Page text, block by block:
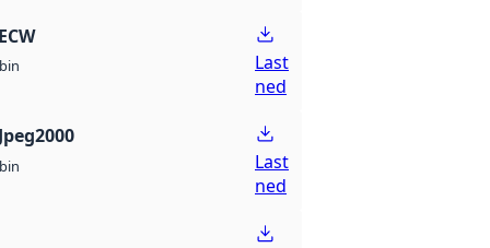
bin
Last
ned
bin
Last
ned